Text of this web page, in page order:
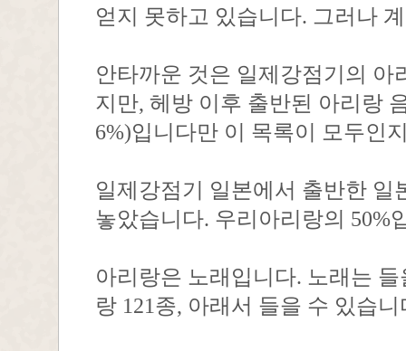
얻지 못하고 있습니다. 그러나
안타까운 것은 일제강점기의 아
지만, 헤방 이후 출반된 아리랑
6%)입니다만 이 목록이 모두인
일제강점기 일본에서 출반한 일
놓았습니다. 우리아리랑의 50%
아리랑은 노래입니다. 노래는
랑 121종, 아래서 들을 수 있습